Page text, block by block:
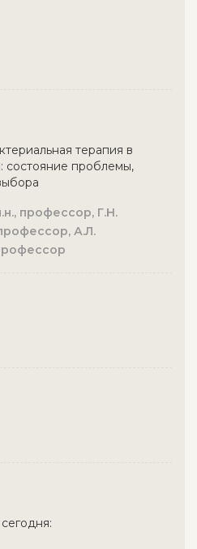
терапия в
состояние проблемы,
профессор, Г.Н.
А.Л.